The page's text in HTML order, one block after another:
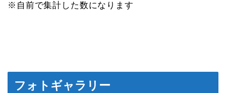
※自前で集計した数になります
フォトギャラリー